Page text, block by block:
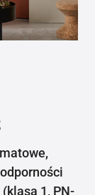
1, PN-